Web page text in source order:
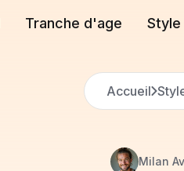
Tranche d'age Style
Accueil
Milan